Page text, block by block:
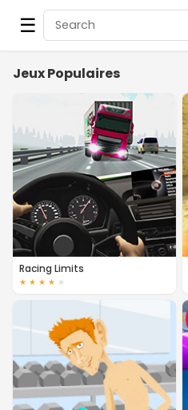
☰
Jeux Populaires
Racing Limits
★ ★ ★ ★ ★